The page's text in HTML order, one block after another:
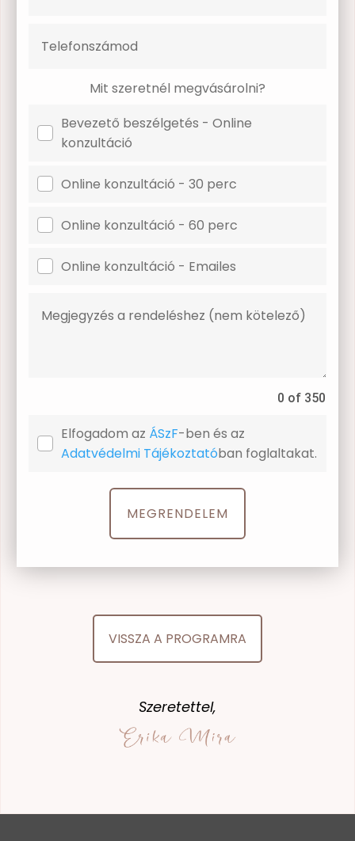
Mit szeretnél megvásárolni?
Bevezető beszélgetés - Online
konzultáció
Online konzultáció - 30 perc
Online konzultáció - 60 perc
Online konzultáció - Emailes
0 of 350
Elfogadom az ÁSzF-ben és az
Adatvédelmi Tájékoztatóban foglaltakat.
MEGRENDELEM
VISSZA A PROGRAMRA
Szeretettel,